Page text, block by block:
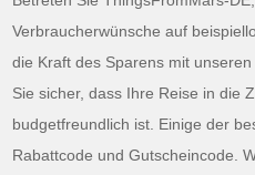
Verbraucherwünsche auf
die Kraft des Sparens mit
Sie sicher, dass Ihre Reise in die
budgetfreundlich ist. Einige der
Rabattcode und Gutscheincode.